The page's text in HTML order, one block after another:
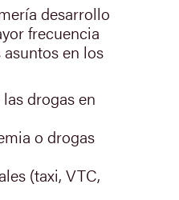
desarrollo
frecuencia
en los
drogas en
o drogas
(taxi, VTC,